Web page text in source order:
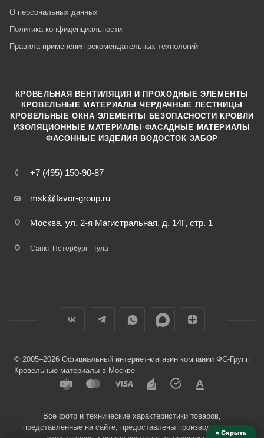
О персональных данных
Политика конфиденциальности
Правила применения рекомендательных технологий
+7 (495) 150-90-87
msk@favor-group.ru
Москва, ул. 2-я Магистральная, д. 14Г, стр. 1
Санкт-Петербург Тула
КРОВЕЛЬНАЯ ВЕНТИЛЯЦИЯ И ПРОХОДНЫЕ ЭЛЕМЕНТЫ
КРОВЕЛЬНЫЕ МАТЕРИАЛЫ ·ЧЕРДАЧНЫЕ ЛЕСТНИЦЫ
КРОВЕЛЬНЫЕ ОКНА ·ЭЛЕМЕНТЫ БЕЗОПАСНОСТИ КРОВЛИ
ИЗОЛЯЦИОННЫЕ МАТЕРИАЛЫ ·ФАСАДНЫЕ МАТЕРИАЛЫ
ФАСОННЫЕ ИЗДЕЛИЯ ·ВОДОСТОК ·ЗАБОР
© 2005–2026 Официальный интернет-магазин компании ФС-Групп
Кровельные материалы в Москве
Все фото и технические характеристики товаров,
представленные на сайте, предоставлены производителями
× Скрыть